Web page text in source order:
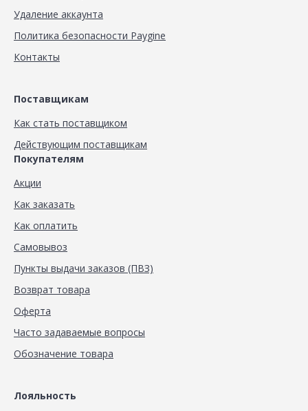
Удаление аккаунта
Политика безопасности Paygine
Контакты
Поставщикам
Как стать поставщиком
Действующим поставщикам
Покупателям
Акции
Как заказать
Как оплатить
Самовывоз
Пункты выдачи заказов (ПВЗ)
Возврат товара
Оферта
Часто задаваемые вопросы
Обозначение товара
Лояльность